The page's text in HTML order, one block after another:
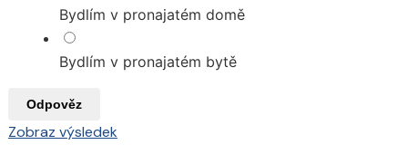
Bydlím v pronajatém domě
Bydlím v pronajatém bytě
Odpověz
Zobraz výsledek